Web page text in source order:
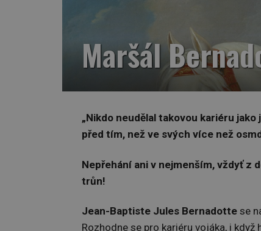
Maršál
„Nikdo neudělal takovou kariéru jako
před tím, než ve svých více než
Nepřehání ani v nejmenším, vždyť z
trůn!
Jean-Baptiste Jules Bernadotte se
Rozhodne se pro kariéru vojáka, i